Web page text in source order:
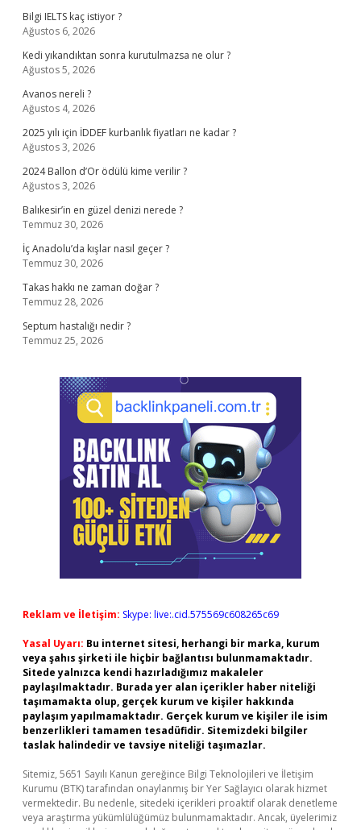
Bilgi IELTS kaç istiyor ?
Ağustos 6, 2026
Kedi yıkandıktan sonra kurutulmazsa ne olur ?
Ağustos 5, 2026
Avanos nereli ?
Ağustos 4, 2026
2025 yılı için İDDEF kurbanlık fiyatları ne kadar ?
Ağustos 3, 2026
2024 Ballon d’Or ödülü kime verilir ?
Ağustos 3, 2026
Balıkesir’in en güzel denizi nerede ?
Temmuz 30, 2026
İç Anadolu’da kışlar nasıl geçer ?
Temmuz 30, 2026
Takas hakkı ne zaman doğar ?
Temmuz 28, 2026
Septum hastalığı nedir ?
Temmuz 25, 2026
Reklam ve İletişim: Skype: live:.cid.575569c608265c69
Yasal Uyarı: Bu internet sitesi, herhangi bir marka, kurum
veya şahıs şirketi ile hiçbir bağlantısı bulunmamaktadır.
Sitede yalnızca kendi hazırladığımız makaleler
paylaşılmaktadır. Burada yer alan içerikler haber niteliği
taşımamakta olup, gerçek kurum ve kişiler hakkında
paylaşım yapılmamaktadır. Gerçek kurum ve kişiler ile isim
benzerlikleri tamamen tesadüfidir. Sitemizdeki bilgiler
taslak halindedir ve tavsiye niteliği taşımazlar.
Sitemiz, 5651 Sayılı Kanun gereğince Bilgi Teknolojileri ve İletişim
Kurumu (BTK) tarafından onaylanmış bir Yer Sağlayıcı olarak hizmet
vermektedir. Bu nedenle, sitedeki içerikleri proaktif olarak denetleme
veya araştırma yükümlülüğümüz bulunmamaktadır. Ancak, üyelerimiz